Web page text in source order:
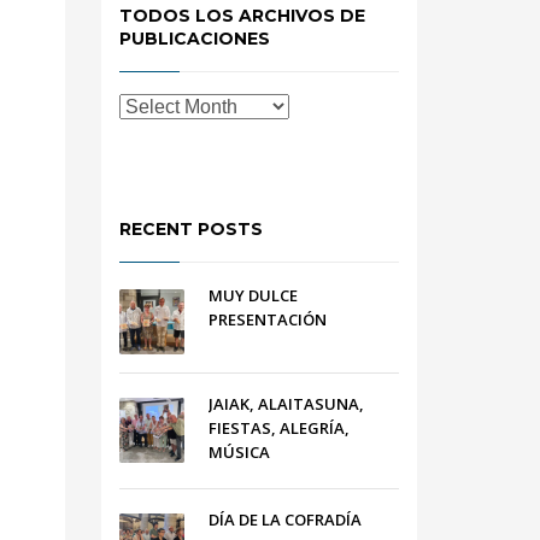
TODOS LOS ARCHIVOS DE
PUBLICACIONES
RECENT POSTS
MUY DULCE
PRESENTACIÓN
JAIAK, ALAITASUNA,
FIESTAS, ALEGRÍA,
MÚSICA
DÍA DE LA COFRADÍA